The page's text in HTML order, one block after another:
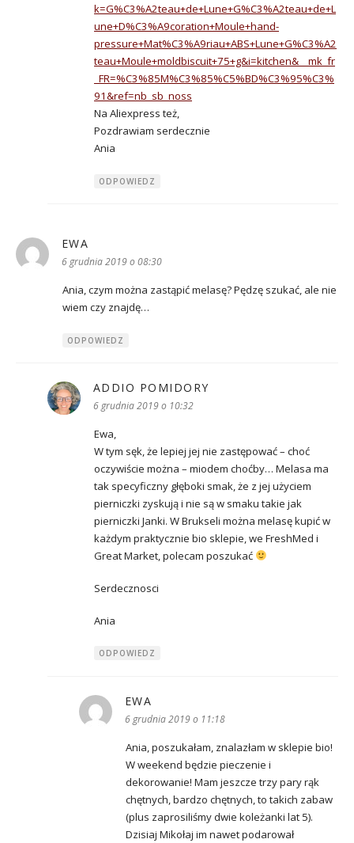
k=G%C3%A2teau+de+Lune+G%C3%A2teau+de+L
une+D%C3%A9coration+Moule+hand-
pressure+Mat%C3%A9riau+ABS+Lune+G%C3%A2
teau+Moule+moldbiscuit+75+g&i=kitchen&__mk_fr
_FR=%C3%85M%C3%85%C5%BD%C3%95%C3%
91&ref=nb_sb_noss
Na Aliexpress też,
Pozdrawiam serdecznie
Ania
ODPOWIEDZ
EWA
6 grudnia 2019 o 08:30
Ania, czym można zastąpić melasę? Pędzę szukać, ale nie
wiem czy znajdę…
ODPOWIEDZ
ADDIO POMIDORY
6 grudnia 2019 o 10:32
Ewa,
W tym sęk, że lepiej jej nie zastępować – choć
oczywiście można – miodem choćby… Melasa ma
tak specyficzny głęboki smak, że z jej użyciem
pierniczki zyskują i nie są w smaku takie jak
pierniczki Janki. W Brukseli można melasę kupić w
każdym praktycznie bio sklepie, we FreshMed i
Great Market, polecam poszukać
Serdecznosci
Ania
ODPOWIEDZ
EWA
6 grudnia 2019 o 11:18
Ania, poszukałam, znalazłam w sklepie bio!
W weekend będzie pieczenie i
dekorowanie! Mam jeszcze trzy pary rąk
chętnych, bardzo chętnych, to takich zabaw
(plus zaprosiliśmy dwie koleżanki lat 5).
Dzisiaj Mikołaj im nawet podarował